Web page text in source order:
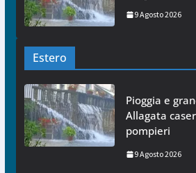
9 Agosto 2026
Estero
Pioggia e
Allagata
pompieri
9 Agosto 2026